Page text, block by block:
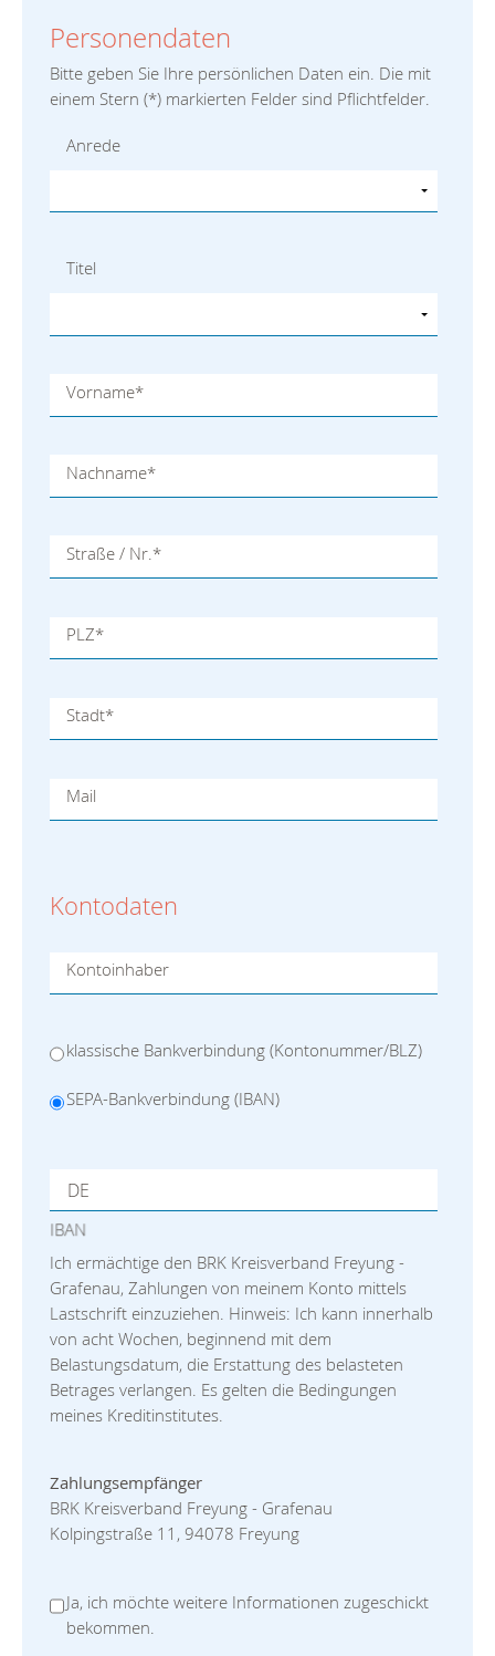
Personendaten
Bitte geben Sie Ihre persönlichen Daten ein. Die mit
einem Stern (*) markierten Felder sind Pflichtfelder.
Anrede
Titel
Vorname*
Nachname*
Straße / Nr. *
PLZ*
Stadt*
Mail
Kontodaten
Kontoinhaber
klassische Bankverbindung (Kontonummer/BLZ)
SEPA-Bankverbindung (IBAN)
IBAN
Ich ermächtige den BRK Kreisverband Freyung -
Grafenau, Zahlungen von meinem Konto mittels
Lastschrift einzuziehen. Hinweis: Ich kann innerhalb
von acht Wochen, beginnend mit dem
Belastungsdatum, die Erstattung des belasteten
Betrages verlangen. Es gelten die Bedingungen
meines Kreditinstitutes.
Zahlungsempfänger
BRK Kreisverband Freyung - Grafenau
Kolpingstraße 11, 94078 Freyung
Ja, ich möchte weitere Informationen zugeschickt
bekommen.